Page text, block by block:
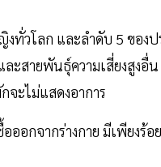
วโลก และลำดับ 5 ของป
ะสายพันธุ์ความเสี่ยงสูงอื่
ะไม่แสดงอาการ
ออกจากร่างกาย มีเพียง